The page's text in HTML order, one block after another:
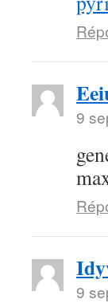
9
9